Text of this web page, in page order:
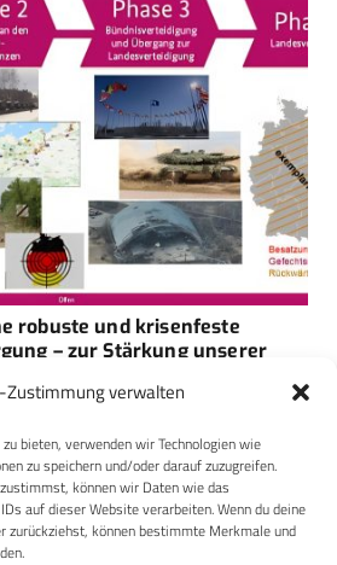
Zustimmung verwalten
bieten, verwenden wir Technologien wie
zu speichern und/oder darauf zuzugreifen.
können wir Daten wie das
auf dieser Website verarbeiten. Wenn du deine
zurückziehst, können bestimmte Merkmale und
robuste und krisenfeste
– zur Stärkung unserer
sowie unserer